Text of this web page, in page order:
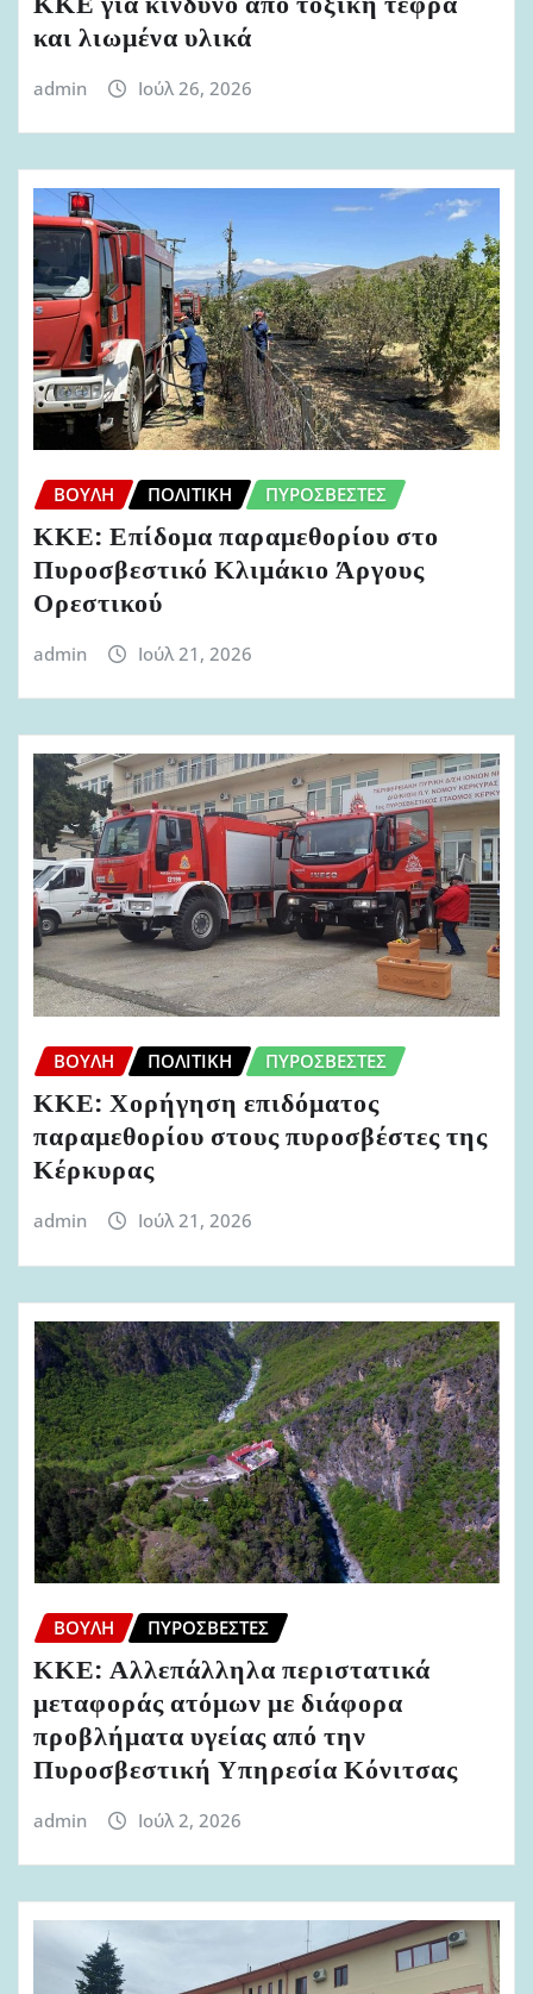
και λιωμένα υλικά
admin Ιούλ 26, 2026
ΒΟΥΛΉ ΠΟΛΙΤΙΚΉ ΠΥΡΟΣΒΈΣΤΕΣ
ΚΚΕ: Επίδομα παραμεθορίου στο
Πυροσβεστικό Κλιμάκιο Άργους
Ορεστικού
admin Ιούλ 21, 2026
ΒΟΥΛΉ ΠΟΛΙΤΙΚΉ ΠΥΡΟΣΒΈΣΤΕΣ
ΚΚΕ: Χορήγηση επιδόματος
παραμεθορίου στους πυροσβέστες της
Κέρκυρας
admin Ιούλ 21, 2026
ΒΟΥΛΉ ΠΥΡΟΣΒΈΣΤΕΣ
ΚΚΕ: Αλλεπάλληλα περιστατικά
μεταφοράς ατόμων με διάφορα
προβλήματα υγείας από την
Πυροσβεστική Υπηρεσία Κόνιτσας
admin Ιούλ 2, 2026